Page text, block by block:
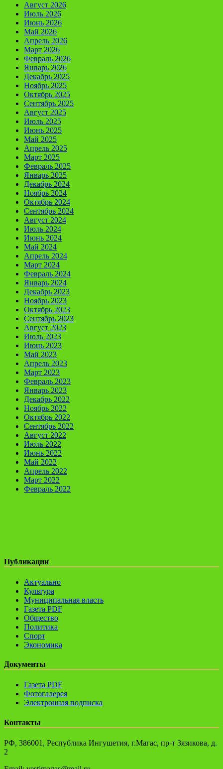
Август 2026
Июль 2026
Июнь 2026
Май 2026
Апрель 2026
Март 2026
Февраль 2026
Январь 2026
Декабрь 2025
Ноябрь 2025
Октябрь 2025
Сентябрь 2025
Август 2025
Июль 2025
Июнь 2025
Май 2025
Апрель 2025
Март 2025
Февраль 2025
Январь 2025
Декабрь 2024
Ноябрь 2024
Октябрь 2024
Сентябрь 2024
Август 2024
Июль 2024
Июнь 2024
Май 2024
Апрель 2024
Март 2024
Февраль 2024
Январь 2024
Декабрь 2023
Ноябрь 2023
Октябрь 2023
Сентябрь 2023
Август 2023
Июль 2023
Июнь 2023
Май 2023
Апрель 2023
Март 2023
Февраль 2023
Январь 2023
Декабрь 2022
Ноябрь 2022
Октябрь 2022
Сентябрь 2022
Август 2022
Июль 2022
Июнь 2022
Май 2022
Апрель 2022
Март 2022
Февраль 2022
Публикации
Актуально
Культура
Муниципальная власть
Газета PDF
Общество
Политика
Спорт
Экономика
Документы
Газета PDF
Фотогалерея
Электронная подписка
Контакты
РФ, 386001, Республика Ингушетия, г.Магас, пр-т Зязикова, д.
2